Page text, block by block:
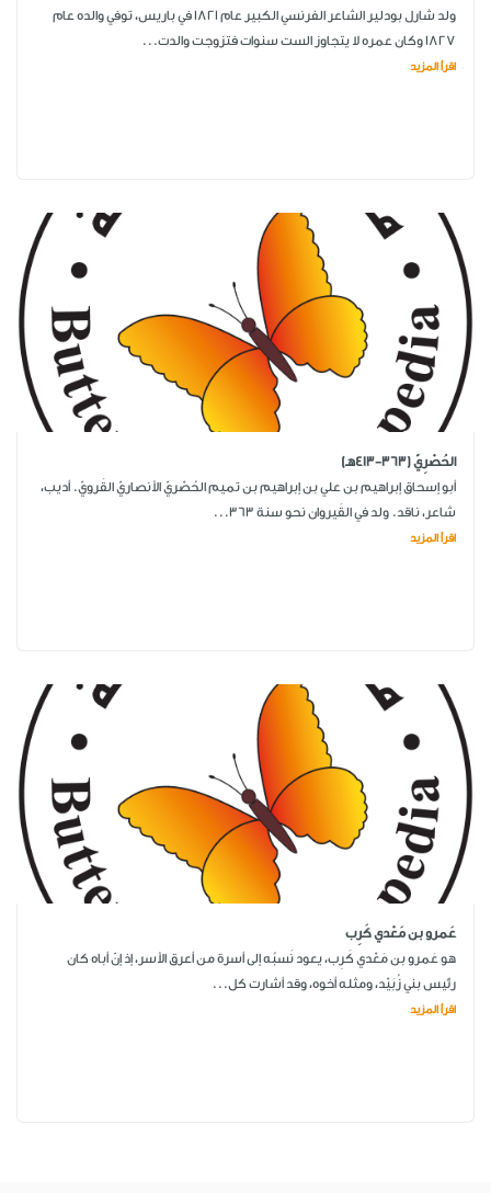
ولد شارل بودلير الشاعر الفرنسي الكبير عام 1821 في باريس، توفي والده عام
1827 وكان عمره لا يتجاوز الست سنوات فتزوجت والدت...
اقرأ المزيد
الحُصْرِيّ (363-413هـ)
أبو إسحاق إبراهيم بن علي بن إبراهيم بن تميم الحُصْريّ الأنصاريّ القَرويّ. أديب،
شاعر، ناقد. ولد في القَيروان نحو سنة 363...
اقرأ المزيد
عَمرو بن مَعْدي كَرِب
هو عَمرو بن مَعْدي كَرِب، يعود نَسبُه إلى أسرة من أعرق الأسر، إذ إنّ أباه كان
رئيس بني زُبَيْد، ومثله أخوه، وقد أشارت كل...
اقرأ المزيد